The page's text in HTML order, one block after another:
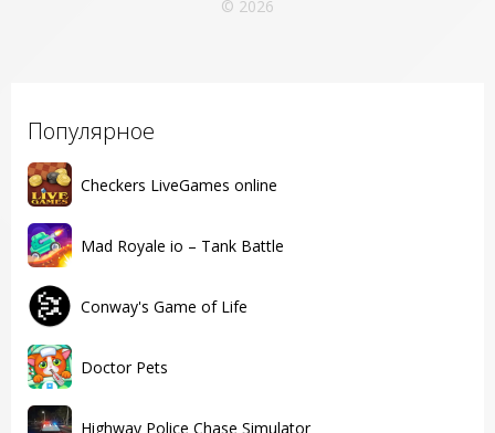
Популярное
Checkers LiveGames online
Mad Royale io – Tank Battle
Conway's Game of Life
Doctor Pets
Highway Police Chase Simulator
© 2026